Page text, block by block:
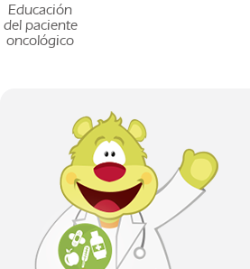
Educación
del paciente
oncológico